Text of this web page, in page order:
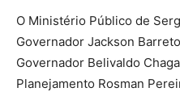
O Ministério Público de
Governador Jackson
Governador Belivaldo
Planejamento Rosman